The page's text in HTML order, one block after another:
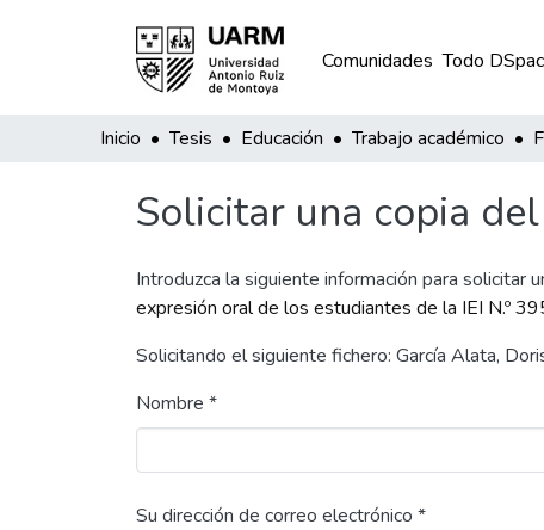
Comunidades Todo
Inicio Tesis Educación Trabajo académico
Solicitar una copia
Introduzca la siguiente información para solicitar
expresión oral de los estudiantes de la IEI N.º
Solicitando el siguiente fichero: García Alata,
Nombre *
Su dirección de correo electrónico *